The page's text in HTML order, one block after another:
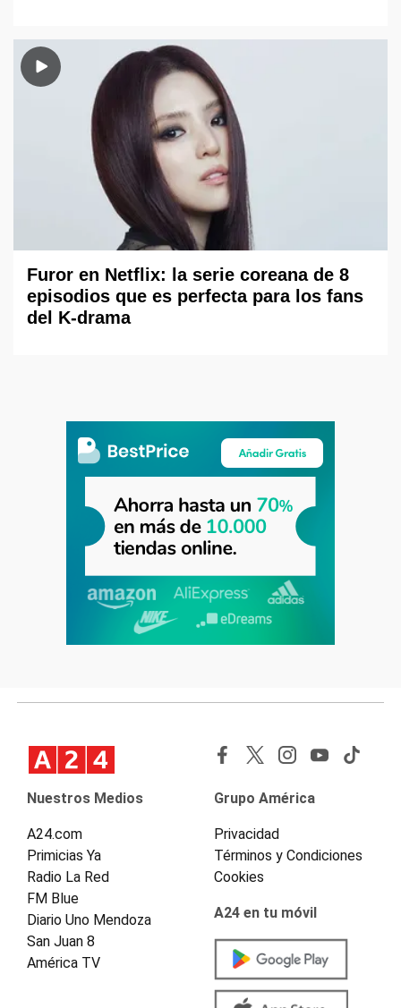
Furor en Netflix: la serie coreana de 8
episodios que es perfecta para los fans
del K-drama
Nuestros Medios
A24.com
Primicias Ya
Radio La Red
FM Blue
Diario Uno Mendoza
San Juan 8
América TV
Grupo América
Privacidad
Términos y Condiciones
Cookies
A24 en tu móvil